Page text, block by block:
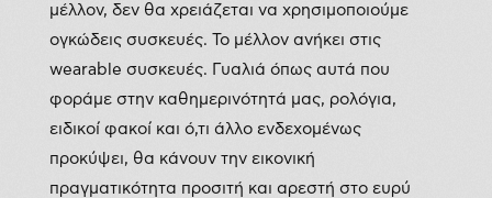
μέλλον, δεν θα χρειάζεται να χρησιμοποιούμε
ογκώδεις συσκευές. Το μέλλον ανήκει στις
wearable συσκευές. Γυαλιά όπως αυτά που
φοράμε στην καθημερινότητά μας, ρολόγια,
ειδικοί φακοί και ό,τι άλλο ενδεχομένως
προκύψει, θα κάνουν την εικονική
πραγματικότητα προσιτή και αρεστή στο ευρύ